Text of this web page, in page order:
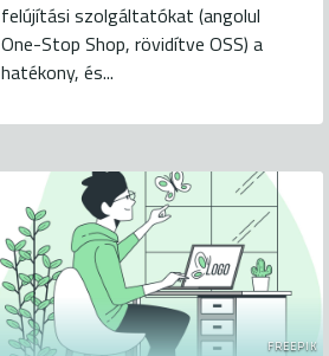
felújítási szolgáltatókat (angolul
One-Stop Shop, rövidítve OSS) a
hatékony, és...
FREEPIK